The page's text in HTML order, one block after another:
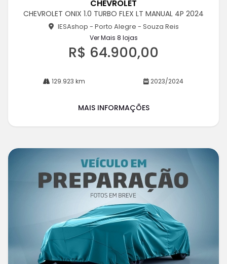
rtil
CHEVROLET
CHEVROLET ONIX 1.0 TURBO FLEX LT MANUAL 4P 2024
IESAshop - Porto Alegre - Souza Reis
Ver Mais 8 lojas
R$ 64.900,00
129.923 km 2023/2024
MAIS INFORMAÇÕES